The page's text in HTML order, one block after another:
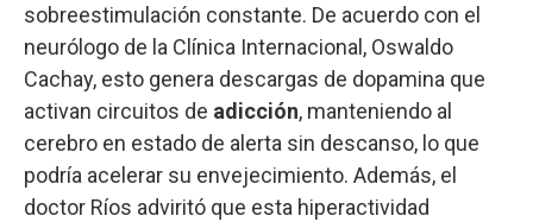
sobreestimulación constante. De acuerdo con el
neurólogo de la Clínica Internacional, Oswaldo
Cachay, esto genera descargas de dopamina que
activan circuitos de adicción, manteniendo al
cerebro en estado de alerta sin descanso, lo que
podría acelerar su envejecimiento. Además, el
doctor Ríos adviritó que esta hiperactividad